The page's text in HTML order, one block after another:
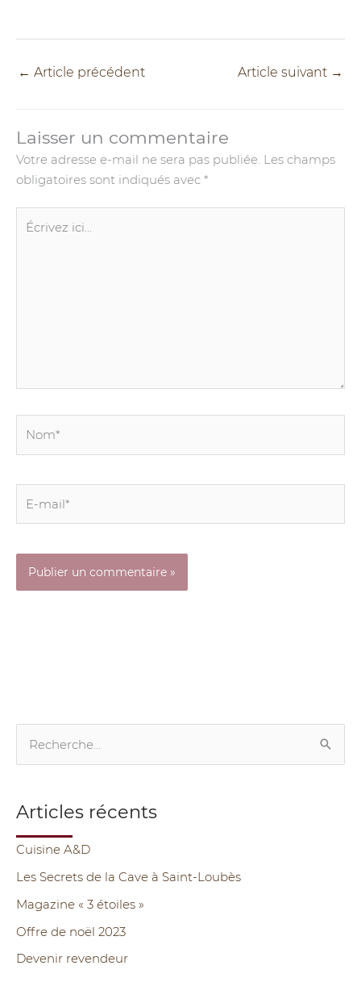
← Article précédent Article suivant →
Laisser un commentaire
Votre adresse e-mail ne sera pas publiée. Les champs
obligatoires sont indiqués avec *
Écrivez
mail*
h
e
e
r
Articles récents
Cuisine A&D
Les Secrets de la Cave à Saint-Loubès
Magazine « 3 étoiles »
Offre de noël 2023
Devenir revendeur